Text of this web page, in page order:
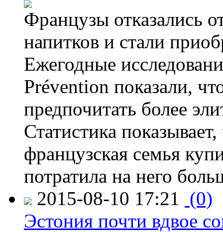
Французы отказались
напитков и стали
Ежегодные
Prévention показали,
предпочитать более
Статистика
французская семья
потратила на него
2015-08-10 17:21 (0)
Эстония почти вдвое